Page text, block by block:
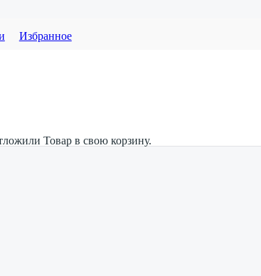
Избранное
Товарв свою корзину.